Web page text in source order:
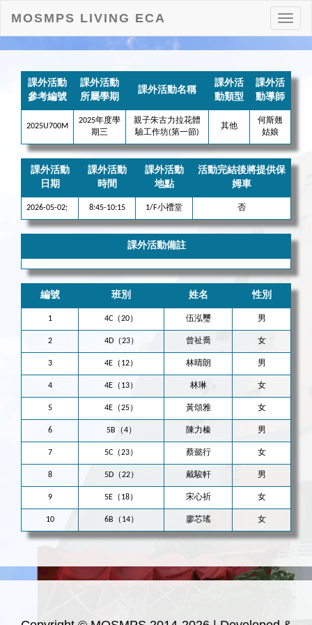
打
開
MOSMPS LIVING ECA
課外活動
參考編號
課外活動
所屬學期
課外活動名稱
課外活
動類型
課外活
動導師
2025U700M
2025年度學
期三
親子朱古力拉花體
驗工作坊(第一節)
其他
何斯翹
姑娘
課外活動
日期
課外活動
時間
課外活動
地點
活動完結後將提供保
姆車
2026-05-02; 8:45-10:15 1/F小禮堂 否
課外活動備註
編號 班別 姓名 性別
1 4C（20） 伍泓璽 男
2 4D（23） 曾祉喬 女
3 4E（12） 林晴朗 男
4 4E（13） 林琳 女
5 4E（25） 黃頌雅 女
6 5B（4） 陳力榛 男
7 5C（23） 蔡懿行 女
8 5D（22） 戴駿軒 男
9 5E（18） 宋心祈 女
10 6B（14） 廖芯瑤 女